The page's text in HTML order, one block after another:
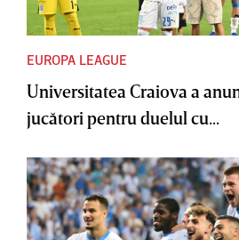
EUROPA LEAGUE
Universitatea Craiova a
jucători pentru duelul cu...